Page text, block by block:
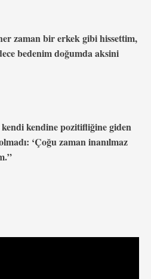
zaman bir erkek gibi hissettim,
bedenimdoğumda aksini
kendine pozitifliğine giden
‘Çoğu zaman inanılmaz